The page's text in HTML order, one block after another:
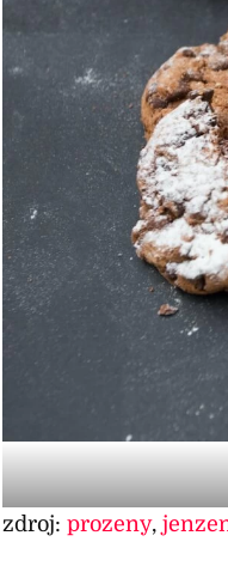
zdroj: prozeny,